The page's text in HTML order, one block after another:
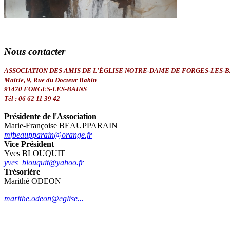
Nous contacter
ASSOCIATION DES AMIS DE L'ÉGLISE NOTRE-DAME DE FORGES-LES-
Mairie, 9, Rue du Docteur Babin
91470 FORGES-LES-BAINS
Tél : 06 62 11 39 42
Présidente de l'Association
Marie-Françoise BEAUPPARAIN
mfbeaupparain@orange.fr
Vice Président
Yves BLOUQUIT
yves_blouquit@yahoo.fr
Trésorière
Marithé ODEON
marithe.odeon@eglise...